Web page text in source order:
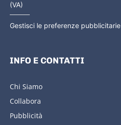
(VA)
Gestisci le preferenze pubblicitarie
INFO E CONTATTI
Chi Siamo
Collabora
Pubblicità